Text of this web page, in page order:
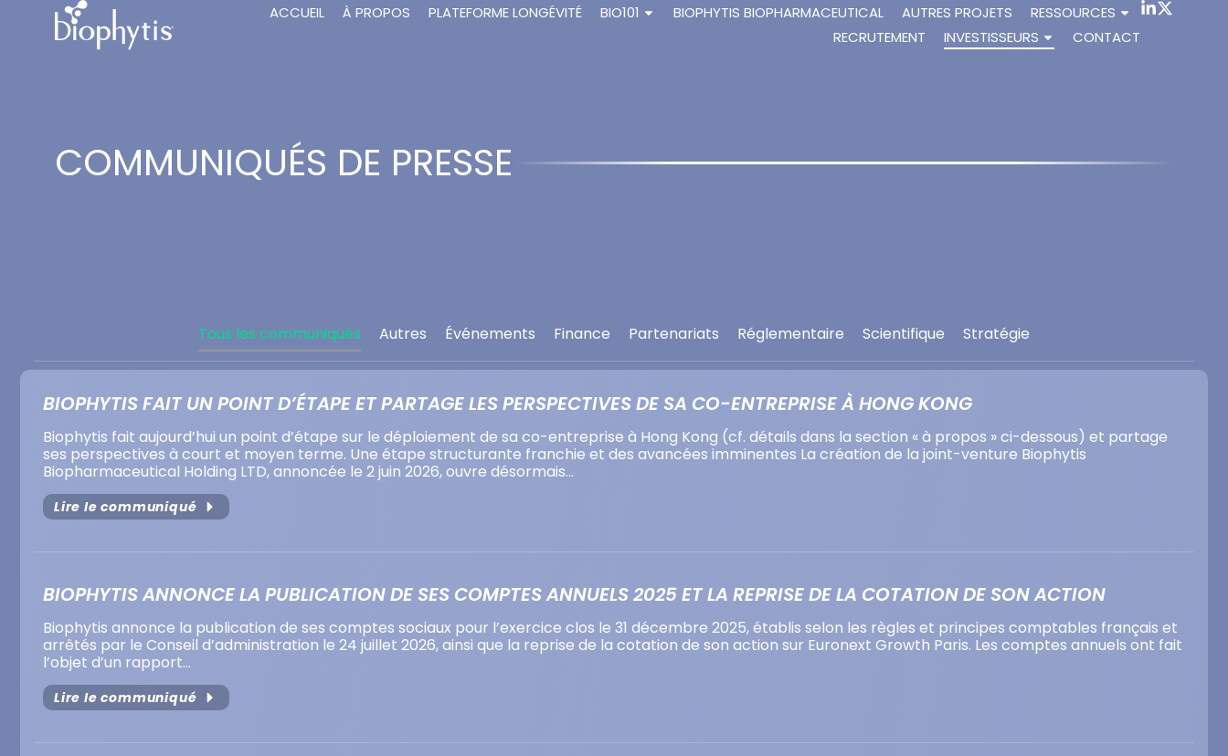
ACCUEIL À PROPOS PLATEFORME LONGÉVITÉ BIO101 BIOPHYTIS BIOPHARMACEUTICAL AUTRES PROJETS
RESSOURCES
RECRUTEMENT
INVESTISSEURS CONTACT
COMMUNIQUÉS DE PRESSE
Tous les communiqués Autres Événements Finance Partenariats Réglementaire Scientifique Stratégie
BIOPHYTIS FAIT UN POINT D’ÉTAPE ET PARTAGE LES PERSPECTIVES DE SA CO-ENTREPRISE À HONG KONG
Biophytis fait aujourd’hui un point d’étape sur le déploiement de sa co-entreprise à Hong Kong (cf. détails dans la section « à propos » ci-dessous) et partage
ses perspectives à court et moyen terme. Une étape structurante franchie et des avancées imminentes La création de la joint-venture Biophytis
Biopharmaceutical Holding LTD, annoncée le 2 juin 2026, ouvre désormais…
Lire le communiqué
BIOPHYTIS ANNONCE LA PUBLICATION DE SES COMPTES ANNUELS 2025 ET LA REPRISE DE LA COTATION DE SON ACTION
Biophytis annonce la publication de ses comptes sociaux pour l’exercice clos le 31 décembre 2025, établis selon les règles et principes comptables français et
arrêtés par le Conseil d’administration le 24 juillet 2026, ainsi que la reprise de la cotation de son action sur Euronext Growth Paris. Les comptes annuels ont fait
l’objet d’un rapport…
Lire le communiqué